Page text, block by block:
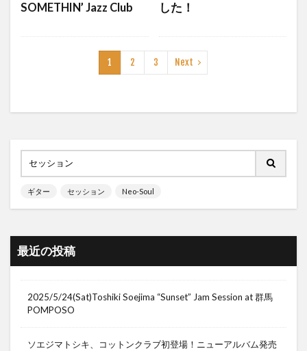
SOMETHIN’ Jazz Club
した！
1 2 3 Next
ギター セッション Neo-Soul
最近の投稿
2025/5/24(Sat)Toshiki Soejima “Sunset” Jam Session at 群馬
POMPOSO
ソエジマトシキ、コットンクラブ初登場！ニューアルバム発売